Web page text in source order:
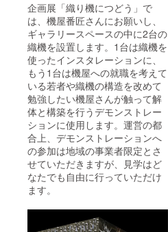
企画展「織り機につどう」で
は、機屋番匠さんにお願いし、
ギャラリースペースの中に2台の
織機を設置します。1台は織機を
使ったインスタレーションに、
もう1台は機屋への就職を考えて
いる若者や織機の構造を改めて
勉強したい機屋さんが触って解
体と構築を行うデモンストレー
ションに使用します。運営の都
合上、デモンストレーションへ
の参加は地域の事業者限定とさ
せていただきますが、見学はど
なたでも自由に行っていただけ
ます。